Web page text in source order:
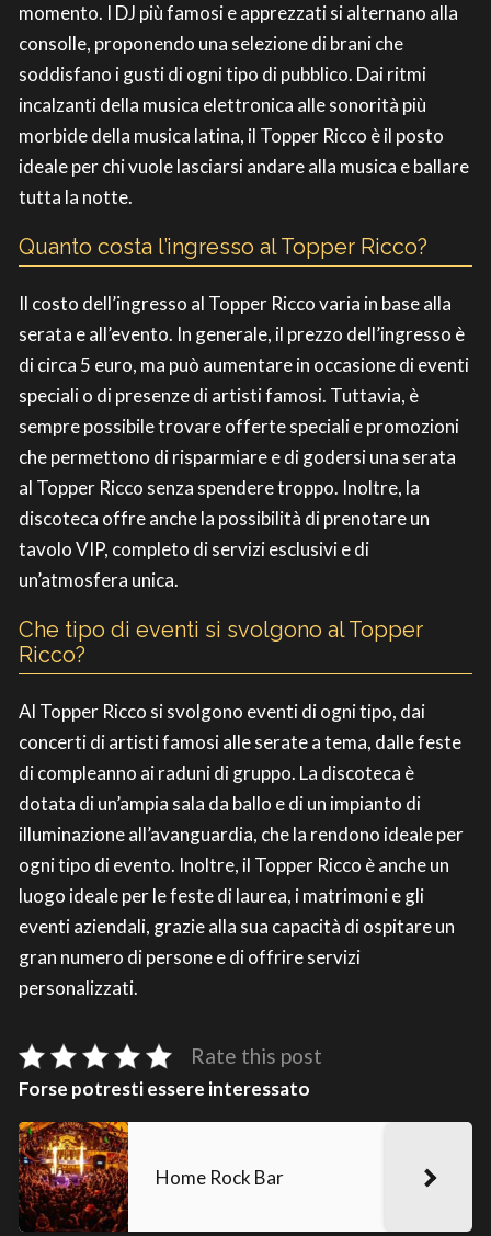
momento. I DJ più famosi e apprezzati si alternano alla
consolle, proponendo una selezione di brani che
soddisfano i gusti di ogni tipo di pubblico. Dai ritmi
incalzanti della musica elettronica alle sonorità più
morbide della musica latina, il Topper Ricco è il posto
ideale per chi vuole lasciarsi andare alla musica e ballare
tutta la notte.
Quanto costa l’ingresso al Topper Ricco?
Il costo dell’ingresso al Topper Ricco varia in base alla
serata e all’evento. In generale, il prezzo dell’ingresso è
di circa 5 euro, ma può aumentare in occasione di eventi
speciali o di presenze di artisti famosi. Tuttavia, è
sempre possibile trovare offerte speciali e promozioni
che permettono di risparmiare e di godersi una serata
al Topper Ricco senza spendere troppo. Inoltre, la
discoteca offre anche la possibilità di prenotare un
tavolo VIP, completo di servizi esclusivi e di
un’atmosfera unica.
Che tipo di eventi si svolgono al Topper
Ricco?
Al Topper Ricco si svolgono eventi di ogni tipo, dai
concerti di artisti famosi alle serate a tema, dalle feste
di compleanno ai raduni di gruppo. La discoteca è
dotata di un’ampia sala da ballo e di un impianto di
illuminazione all’avanguardia, che la rendono ideale per
ogni tipo di evento. Inoltre, il Topper Ricco è anche un
luogo ideale per le feste di laurea, i matrimoni e gli
eventi aziendali, grazie alla sua capacità di ospitare un
gran numero di persone e di offrire servizi
personalizzati.
Rate this post
Forse potresti essere interessato
Home Rock Bar